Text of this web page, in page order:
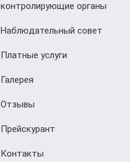
контролирующие органы
Наблюдательный совет
Платные услуги
Галерея
Отзывы
Прейскурант
Контакты